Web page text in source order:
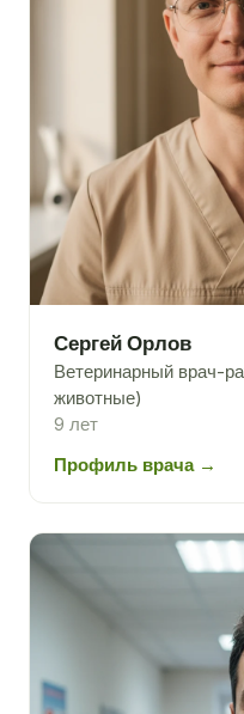
Сергей Орлов
Ветеринарный врач-
животные)
9 лет
Профиль врача →